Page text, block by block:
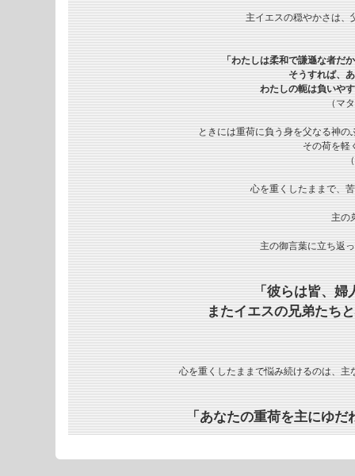
主イエスの穏やかさは、
「わたしは柔和で謙遜な者だ
そうすれば、
わたしの軛は負いや
（マ
ときには重荷に負う身を父なる神
その荷を軽
心を重くしたままで、
主の
主の御言葉に立ち返
「彼らは皆、婦
またイエスの兄弟たち
心を重くしたままで悩み続けるのは、
「あなたの重荷を主にゆだ